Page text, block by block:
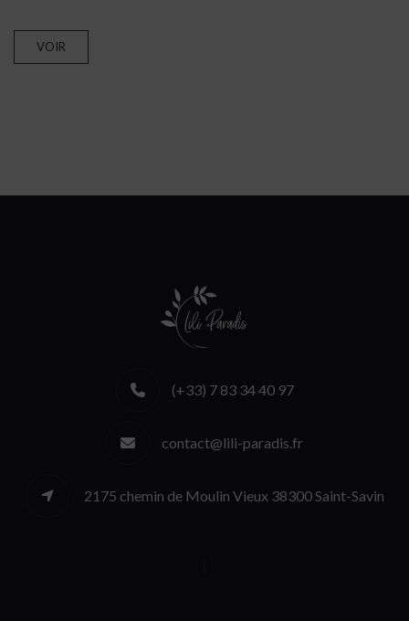
VOIR
(+33) 7 83 34 40 97
contact@lili-paradis.fr
2175 chemin de Moulin Vieux 38300 Saint-Savin